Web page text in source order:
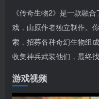
《传奇生物2》是一款融
戏，由原作者独立制作。
索，招募各种奇幻生物组
收集神兵武装他们，最终
游戏视频